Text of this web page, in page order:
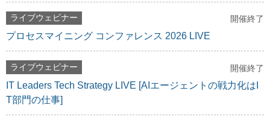
ライブウェビナー 開催終了
プロセスマイニング コンファレンス 2026 LIVE
ライブウェビナー 開催終了
IT Leaders Tech Strategy LIVE [AIエージェントの戦力化はI
T部門の仕事]